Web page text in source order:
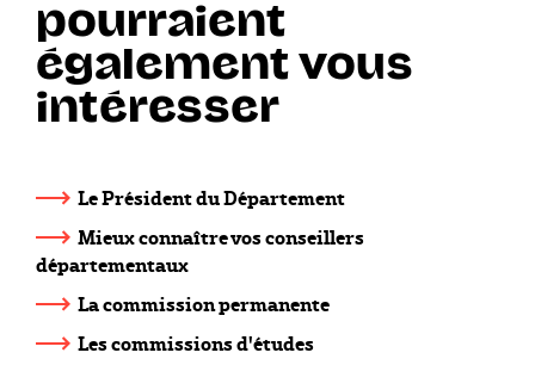
pourraient
également vous
intéresser
Le Président du Département
Mieux connaître vos conseillers
départementaux
La commission permanente
Les commissions d'études